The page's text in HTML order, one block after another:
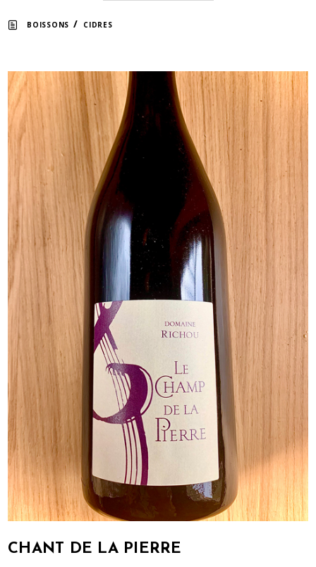
BOISSONS / CIDRES
CHANT DE LA PIERRE